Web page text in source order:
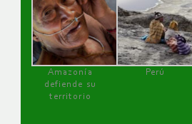
Amazonía
defiende su
territorio
Perú